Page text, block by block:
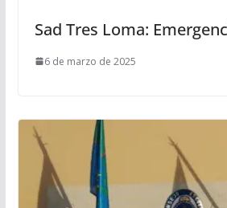
Sad Tres Loma:
6 de marzo de 2025